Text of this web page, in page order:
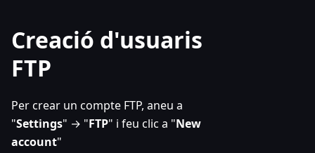
Creació d'usuaris
FTP
Per crear un compte FTP, aneu a
"Settings" → "FTP" i feu clic a "New
account"